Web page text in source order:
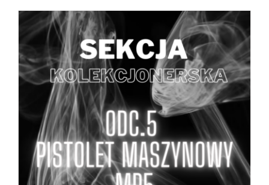
DODAJ DO KOSZYKA / SZCZEGÓŁY